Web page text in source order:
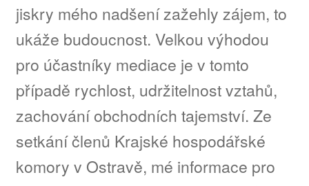
jiskry mého nadšení zažehly zájem, to
ukáže budoucnost. Velkou výhodou
pro účastníky mediace je v tomto
případě rychlost, udržitelnost vztahů,
zachování obchodních tajemství. Ze
setkání členů Krajské hospodářské
komory v Ostravě, mé informace pro